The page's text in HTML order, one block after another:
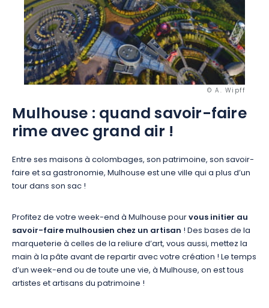
© A. Wipff
Mulhouse : quand savoir-faire
rime avec grand air !
Entre ses maisons à colombages, son patrimoine, son savoir-
faire et sa gastronomie, Mulhouse est une ville qui a plus d’un
tour dans son sac !
Profitez de votre week-end à Mulhouse pourvous initier au
savoir-faire mulhousien chez un artisan ! Des bases de la
marqueterie à celles de la reliure d’art, vous aussi, mettez la
main à la pâte avant de repartir avec votre création ! Le temps
d’un week-end ou de toute une vie, à Mulhouse, on est tous
artistes et artisans du patrimoine !